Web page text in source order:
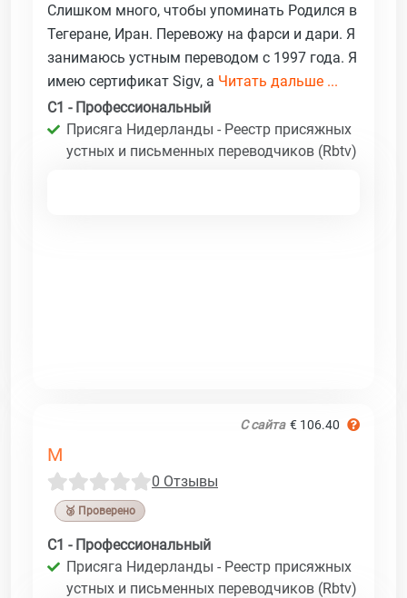
Слишком много, чтобы упоминать Родился в
Тегеране, Иран. Перевожу на фарси и дари. Я
занимаюсь устным переводом с 1997 года. Я
имею сертификат Sigv, а Читать дальше ...
C1 - Профессиональный
Присяга Нидерланды - Реестр присяжных
устных и письменных переводчиков (Rbtv)
С сайта € 106.40
M
0 Отзывы
🥉 Проверено
C1 - Профессиональный
Присяга Нидерланды - Реестр присяжных
устных и письменных переводчиков (Rbtv)